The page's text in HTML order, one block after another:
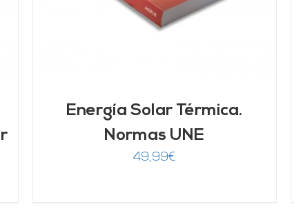
Energía Solar Térmica.
Normas UNE
49,99€